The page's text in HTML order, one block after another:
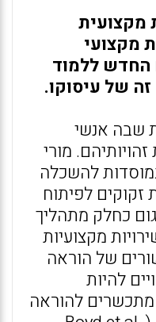
מקצועית
מקצועי
החדש ללמוד
של עיסוקו.
שבה אנשי
מורי
להשכלה
לפיתוח
כחלק מתהליך
מקצועיות
של הוראה
להיות
מתכשרים להוראה